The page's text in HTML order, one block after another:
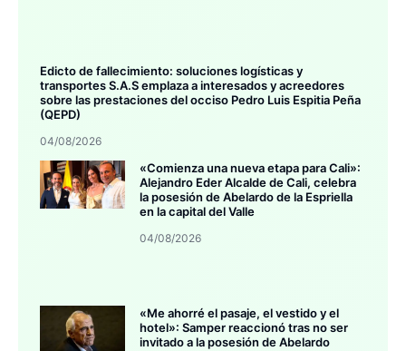
Edicto de fallecimiento: soluciones logísticas y
transportes S.A.S emplaza a interesados y acreedores
sobre las prestaciones del occiso Pedro Luis Espitia Peña
(QEPD)
04/08/2026
«Comienza una nueva etapa para Cali»:
Alejandro Eder Alcalde de Cali, celebra
la posesión de Abelardo de la Espriella
en la capital del Valle
04/08/2026
«Me ahorré el pasaje, el vestido y el
hotel»: Samper reaccionó tras no ser
invitado a la posesión de Abelardo